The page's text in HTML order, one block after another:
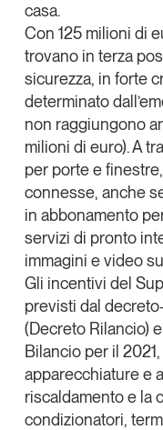
Tendenze è il
modo indipendente
consumo e
consumatori
GS1 Italy GS1
GS1 Italy
casa.
Con 125 milioni di
trovano in terza
sicurezza, in forte
determinato
non raggiungono
milioni di euro). A
per porte e
connesse, anche
in abbonamento
servizi di pronto
immagini e video
Gli incentivi del
previsti dal
(Decreto Rilancio)
Bilancio per il
apparecchiature e
riscaldamento e la
condizionatori,